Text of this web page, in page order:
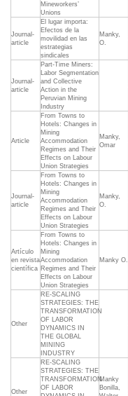
Mineworkers’
Unions
Journal-
article
El lugar importa:
Efectos de la
movilidad en las
estrategias
sindicales
Manky,
O.
Journal-
article
Part-Time Miners:
Labor Segmentation
and Collective
Action in the
Peruvian Mining
Industry
Article
From Towns to
Hotels: Changes in
Mining
Accommodation
Regimes and Their
Effects on Labour
Union Strategies
Manky,
Omar
Journal-
article
From Towns to
Hotels: Changes in
Mining
Accommodation
Regimes and Their
Effects on Labour
Union Strategies
Manky,
O.
Artículo
en revista
científica
From Towns to
Hotels: Changes in
Mining
Accommodation
Regimes and Their
Effects on Labour
Union Strategies
Manky O.
Other
RE-SCALING
STRATEGIES: THE
TRANSFORMATION
OF LABOR
DYNAMICS IN
THE GLOBAL
MINING
INDUSTRY
Other
RE-SCALING
STRATEGIES: THE
TRANSFORMATION
OF LABOR
Manky
Bonilla,